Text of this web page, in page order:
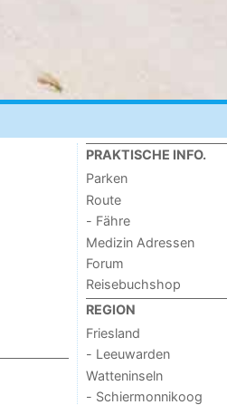
PRAKTISCHE INFO.
Parken
Route
- Fähre
Medizin Adressen
Forum
Reisebuchshop
REGION
Friesland
- Leeuwarden
Watteninseln
- Schiermonnikoog